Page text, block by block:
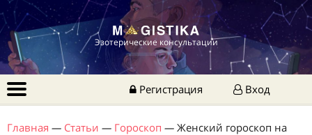
Эзотерические консультации
Регистрация Вход
Главная — Статьи — Гороскоп — Женский гороскоп на